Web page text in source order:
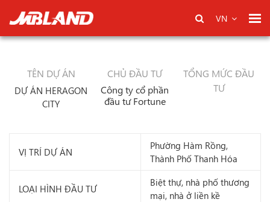
VN
TÊN DỰ ÁN
DỰ ÁN HERAGON
CITY
CHỦ ĐẦU TƯ
Công ty cổ phần
đầu tư Fortune
TỔNG MỨC ĐẦU
TƯ
VỊ TRÍ DỰ ÁN
Phường Hàm Rồng,
Thành Phố Thanh Hóa
LOẠI HÌNH ĐẦU TƯ
Biệt thự, nhà phố thương
mại, nhà ở liền kề